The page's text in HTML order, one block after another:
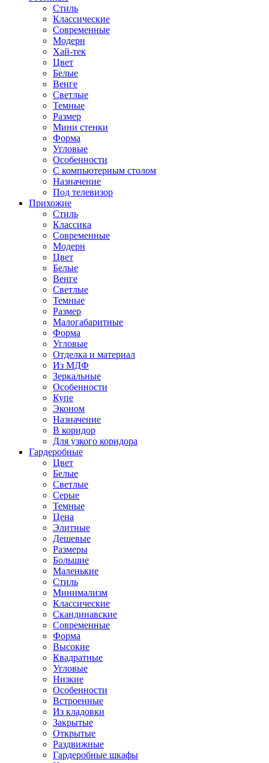
Стиль
Классические
Современные
Модерн
Хай-тек
Цвет
Белые
Венге
Светлые
Темные
Размер
Мини стенки
Форма
Угловые
Особенности
С компьютерным столом
Назначение
Под телевизор
Прихожие
Стиль
Классика
Современные
Модерн
Цвет
Белые
Венге
Светлые
Темные
Размер
Малогабаритные
Форма
Угловые
Отделка и материал
Из МДФ
Зеркальные
Особенности
Купе
Эконом
Назначение
В коридор
Для узкого коридора
Гардеробные
Цвет
Белые
Светлые
Серые
Темные
Цена
Элитные
Дешевые
Размеры
Большие
Маленькие
Стиль
Минимализм
Классические
Скандинавские
Современные
Форма
Высокие
Квадратные
Угловые
Низкие
Особенности
Встроенные
Из кладовки
Закрытые
Открытые
Раздвижные
Гардеробные шкафы